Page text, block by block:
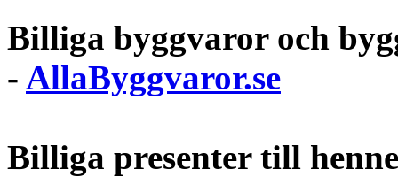
Billiga byggvaror och
- AllaByggvaror.se
Billiga presenter till